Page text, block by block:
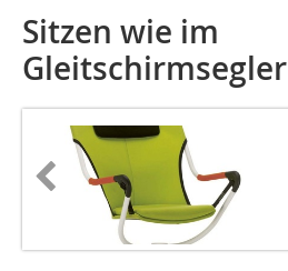
Sitzen wie im
Gleitschirmsegler